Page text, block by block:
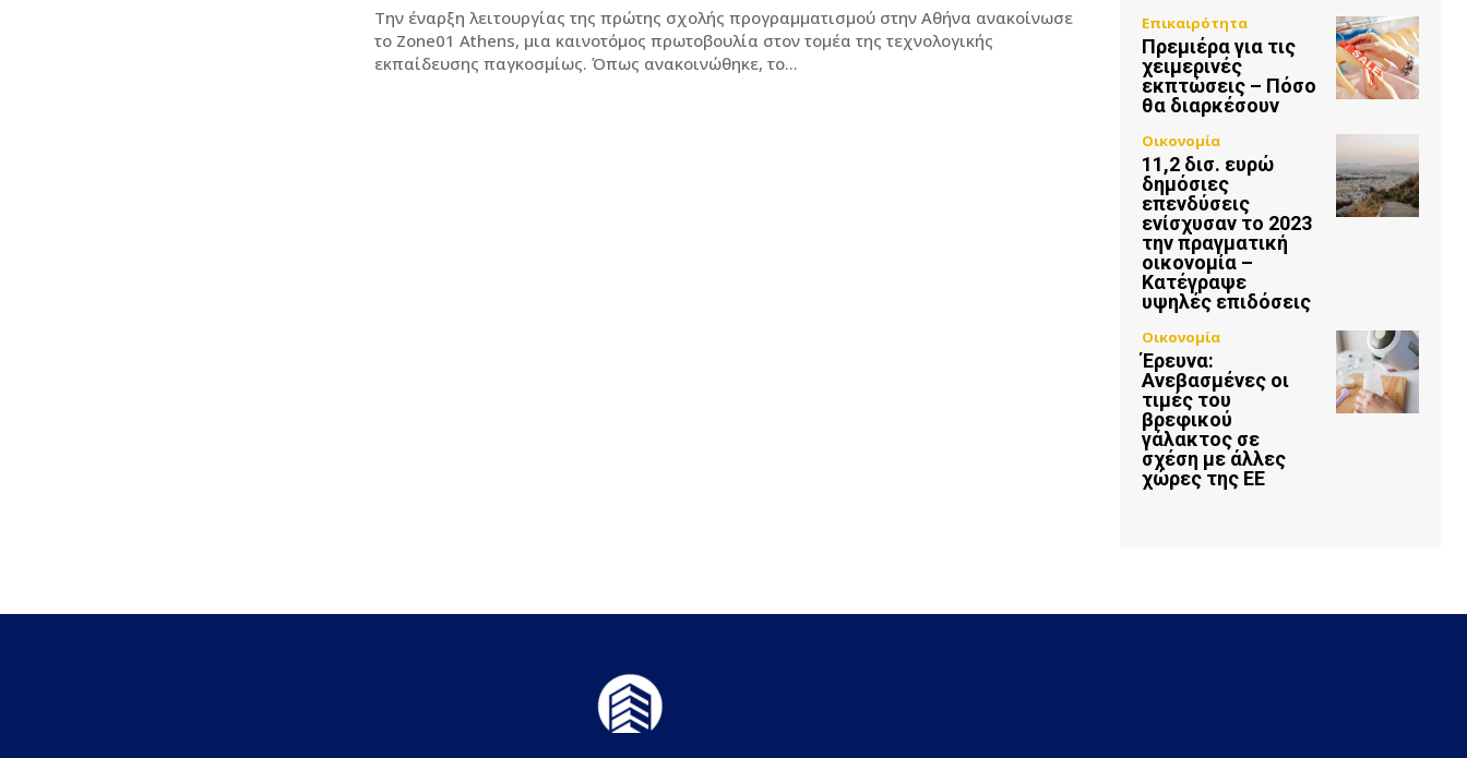
Την έναρξη λειτουργίας της πρώτης σχολής προγραμματισμού στην Αθήνα ανακοίνωσε
το Zone01 Athens, μια καινοτόμος πρωτοβουλία στον τομέα της τεχνολογικής
εκπαίδευσης παγκοσμίως. Όπως ανακοινώθηκε, το...
Επικαιρότητα
Πρεμιέρα για τις
χειμερινές
εκπτώσεις – Πόσο
θα διαρκέσουν
Οικονομία
11,2 δισ. ευρώ
δημόσιες
επενδύσεις
ενίσχυσαν το 2023
την πραγματική
οικονομία –
Κατέγραψε
υψηλές επιδόσεις
Οικονομία
Έρευνα:
Ανεβασμένες οι
τιμές του
βρεφικού
γάλακτος σε
σχέση με άλλες
χώρες της ΕΕ